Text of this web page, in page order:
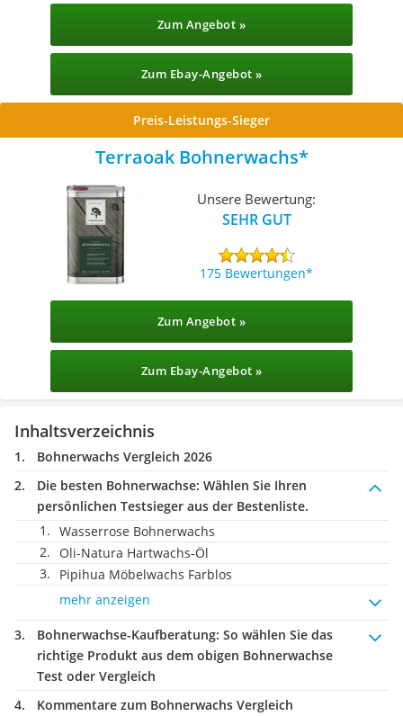
Zum Angebot »
Zum Ebay-Angebot »
Preis-Leistungs-Sieger
Terraoak Bohnerwachs
Unsere Bewertung:
SEHR GUT
175 Bewertungen
Zum Angebot »
Zum Ebay-Angebot »
Inhaltsverzeichnis
Bohnerwachs Vergleich 2026
Die besten Bohnerwachse: Wählen Sie Ihren
persönlichen Testsieger aus der Bestenliste.
Wasserrose Bohnerwachs
Oli-Natura Hartwachs-Öl
Pipihua Möbelwachs Farblos
mehr anzeigen
Bohnerwachse-Kaufberatung: So wählen Sie das
richtige Produkt aus dem obigen Bohnerwachse
Test oder Vergleich
Kommentare zum Bohnerwachs Vergleich